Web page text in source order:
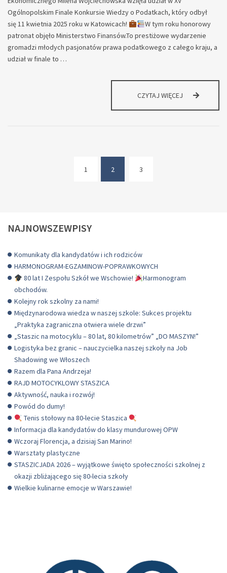
Ogólnopolskim Finale Konkursie Wiedzy o Podatkach, który odbył
się 11 kwietnia 2025 roku w Katowicach!
W tym roku honorowy
patronat objęło Ministerstwo Finansów.To prestiżowe wydarzenie
gromadzi młodych pasjonatów prawa podatkowego z całego kraju, a
udział w finale to …
CZYTAJ WIĘCEJ
1
2
3
NAJNOWSZEWPISY
Komunikaty dla kandydatów i ich rodziców
HARMONOGRAM-EGZAMINOW-POPRAWKOWYCH
80 lat I Zespołu Szkół we Wschowie!
Harmonogram
obchodów.
Kolejny rok szkolny za nami!
Międzynarodowa wiedza w naszej szkole: Sukces projektu
„Praktyka zagraniczna otwiera wiele drzwi”
„Staszic na motocyklu – 80 lat, 80 kilometrów” „DO MASZYN!”
Logistyka bez granic – nauczycielka naszej szkoły na Job
Shadowing we Włoszech
Razem dla Pana Andrzeja!
RAJD MOTOCYKLOWY STASZICA
Aktywność, nauka i rozwój!
Powód do dumy!
Tenis stołowy na 80-lecie Staszica
Informacja dla kandydatów do klasy mundurowej OPW
Wczoraj Florencja, a dzisiaj San Marino!
Warsztaty plastyczne
STASZICJADA 2026 – wyjątkowe święto społeczności szkolnej z
okazji zbliżającego się 80-lecia szkoły
Wielkie kulinarne emocje w Warszawie!